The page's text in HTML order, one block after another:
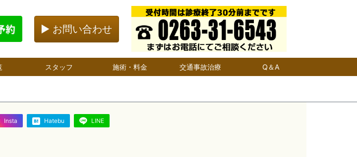
▶ お問い合わせ
スタッフ 施術・料金 交通事故治療 Q＆A
Insta Hatebu LINE